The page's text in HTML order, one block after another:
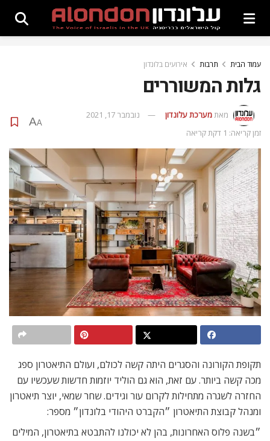
עמוד הבית תרבות אירועים בלונדון
גלות המשוררים
מאתמערכת עלונדון
נובמבר 17, 2021
זמן קריאה: 1 דקת קריאה
A
A
תקופת הקורונה והסגרים היתה קשה לכולם, ועולם התיאטרון ספג
מכה קשה ביותר. עם זאת, הוא גם הוליד יוזמות חדשות שעכשיו עם
החזרה לשגרה מתחילות לקרום עור וגידים. שחר שמאי, יוצר תיאטרון
ומנהל קבוצת התיאטרון ״הקברט היהודי בלונדון״ מספר:
״בשנה פלוס האחרונות, בהן לא יכולנו להתבטא בתיאטרון, המילים